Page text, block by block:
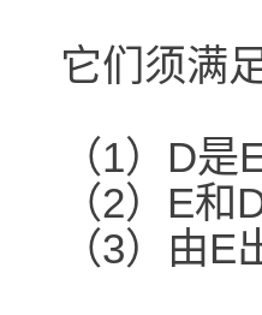
它们须满
（1）D
（2）E和
（3）由